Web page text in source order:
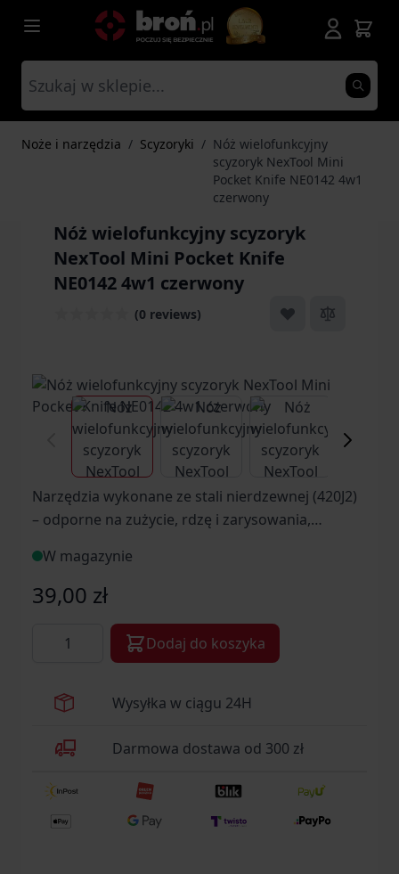
Przejdź do treści
Noże i narzędzia / Scyzoryki / Nóż wielofunkcyjny
scyzoryk NexTool Mini
Pocket Knife NE0142 4w1
czerwony
Nóż wielofunkcyjny scyzoryk
NexTool Mini Pocket Knife
NE0142 4w1 czerwony
(0 reviews)
View larger imageView larger imageView larger
Narzędzia wykonane ze stali nierdzewnej (420J2)
– odporne na zużycie, rdzę i zarysowania,
W magazynie
39,00 zł
Dodaj do koszyka
Wysyłka w ciągu 24H
Darmowa dostawa od 300 zł